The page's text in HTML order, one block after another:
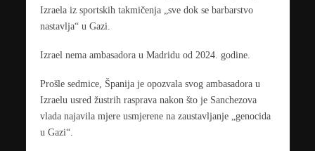
Izraela iz sportskih takmičenja „sve dok se barbarstvo
nastavlja“ u Gazi.
Izrael nema ambasadora u Madridu od 2024. godine.
Prošle sedmice, Španija je opozvala svog ambasadora u
Izraelu usred žustrih rasprava nakon što je Sanchezova
vlada najavila mjere usmjerene na zaustavljanje „genocida
u Gazi“.